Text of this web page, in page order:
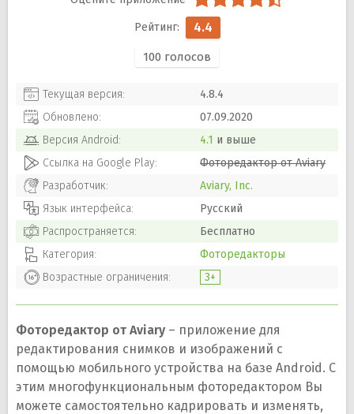
4.4
100 голосов
Текущая версия:
4.8.4
Обновлено:
07.09.2020
Версия Android: 4.1 и выше
Ссылка на Google Play:
Фоторедактор от Aviary
Разработчик:
Aviary, Inc.
Язык интерфейса:
Русский
Распространяется:
Бесплатно
Категория:
Фоторедакторы
Возрастные ограничения:
3+
Фоторедактор от Aviary – приложение для
редактирования снимков и изображений с
помощью мобильного устройства на базе Android. С
этим многофункциональным фоторедактором Вы
можете самостоятельно кадрировать и изменять,